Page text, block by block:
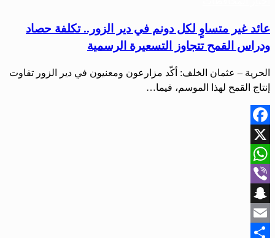
عائد غير متساوٍ لكل دونم في دير الزور.. تكلفة حصاد
ودراس القمح تتجاوز التسعيرة الرسمية
الحرية – عثمان الخلف: أكّد مزارعون ومعنيون في دير الزور تفاوت
إنتاج القمح لهذا الموسم، فيما…
Facebook
X
WhatsApp
Viber
Snapchat
Email